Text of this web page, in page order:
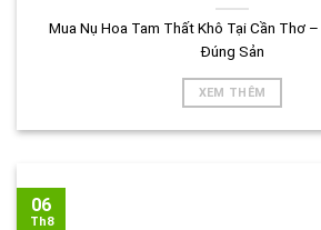
Mua Nụ Hoa Tam Thất Khô Tại Cần Thơ
Đúng Sản
XEM THÊM
06
Th8